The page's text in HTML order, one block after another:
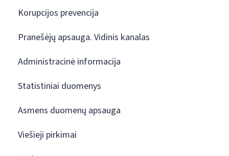
Korupcijos prevencija
Pranešėjų apsauga. Vidinis kanalas
Administracinė informacija
Statistiniai duomenys
Asmens duomenų apsauga
Viešieji pirkimai